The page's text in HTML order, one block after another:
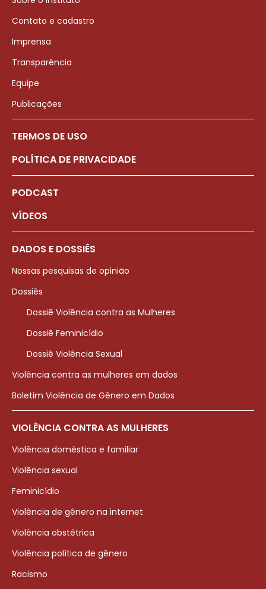
Contato e cadastro
Imprensa
Transparência
Equipe
Publicações
TERMOS DE USO
POLÍTICA DE PRIVACIDADE
PODCAST
VÍDEOS
DADOS E DOSSIÊS
Nossas pesquisas de opinião
Dossiês
Dossiê Violência contra as Mulheres
Dossiê Feminicídio
Dossiê Violência Sexual
Violência contra as mulheres em dados
Boletim Violência de Gênero em Dados
VIOLÊNCIA CONTRA AS MULHERES
Violência doméstica e familiar
Violência sexual
Feminicídio
Violência de gênero na internet
Violência obstétrica
Violência política de gênero
Racismo